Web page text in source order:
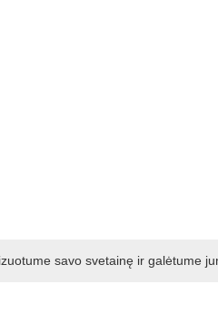
savo svetainę ir galėtume